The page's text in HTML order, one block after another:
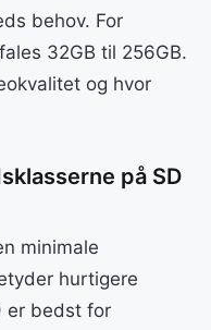
behov. For
32GB til 256GB.
og hvor
på SD
minimale
hurtigere
er bedst for